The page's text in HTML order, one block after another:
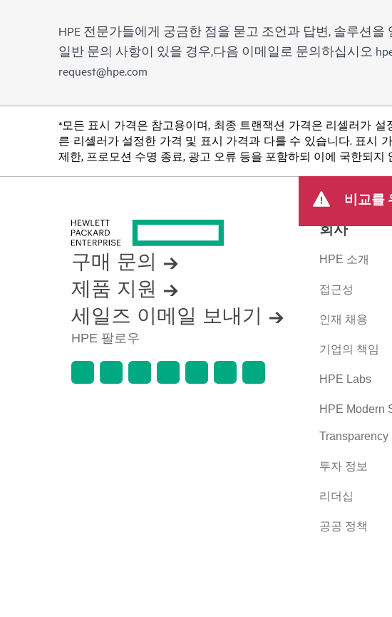
HPE 전문가들에게 궁금한 점을 묻고 조언과 답변, 솔루션을
일반 문의 사항이 있을 경우,다음 이메일로 문의하십시오
request@hpe.com
*모든 표시 가격은 참고용이며, 최종 트랜잭션 가격은 리셀러가
른 리셀러가 설정한 가격 및 표시 가격과 다를 수 있습니다. 표시
제한, 프로모션 수명 종료, 광고 오류 등을 포함하되 이에 국한되
비교를
구매 문의
제품 지원
세일즈 이메일 보내기
HPE 팔로우
회사
HPE 소개
접근성
인재 채용
기업의 책임
HPE Labs
HPE Modern
Transparency
투자 정보
리더십
공공 정책